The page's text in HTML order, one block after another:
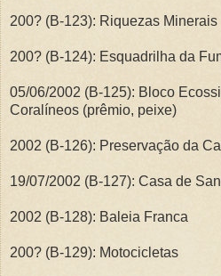
200? (B-123): Riquezas Minerais
200? (B-124): Esquadrilha da
05/06/2002 (B-125): Bloco
Coralíneos (prêmio, peixe)
2002 (B-126): Preservação da
19/07/2002 (B-127): Casa de
2002 (B-128): Baleia Franca
200? (B-129): Motocicletas